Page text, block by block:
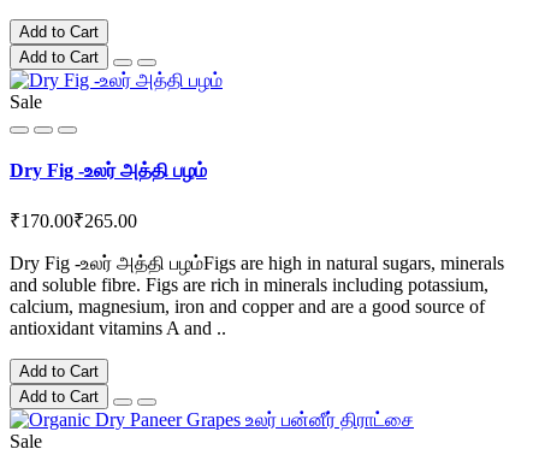
Add to Cart
Add to Cart
Sale
Dry Fig -உலர் அத்தி பழம்
₹170.00₹265.00
Dry Fig -உலர் அத்தி பழம்Figs are high in natural sugars, minerals
and soluble fibre. Figs are rich in minerals including potassium,
calcium, magnesium, iron and copper and are a good source of
antioxidant vitamins A and ..
Add to Cart
Add to Cart
Sale